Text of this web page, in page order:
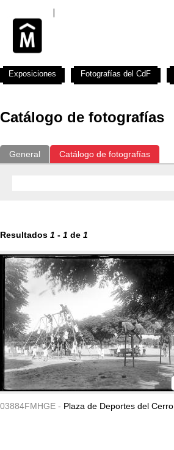
Catálogo de fotografías
General Catálogo de fotografías
Resultados 1 - 1 de 1
03884FMHGE - Plaza de Deportes del Cerro.
Exposiciones Fotografías del CdF